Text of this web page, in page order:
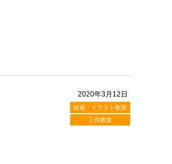
2020年3月12日
絵画・イラスト教室
工作教室